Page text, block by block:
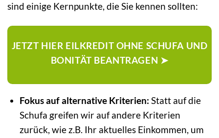
sind einige Kernpunkte, die Sie kennen sollten:
JETZT HIER EILKREDIT OHNE SCHUFA UND
BONITÄT BEANTRAGEN ➤
Fokus auf alternative Kriterien: Statt auf die
Schufa greifen wir auf andere Kriterien
zurück, wie z.B. Ihr aktuelles Einkommen, um